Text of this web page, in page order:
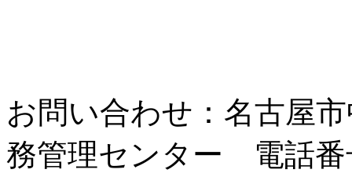
お問い合わせ：名古屋
務管理センター 電話番